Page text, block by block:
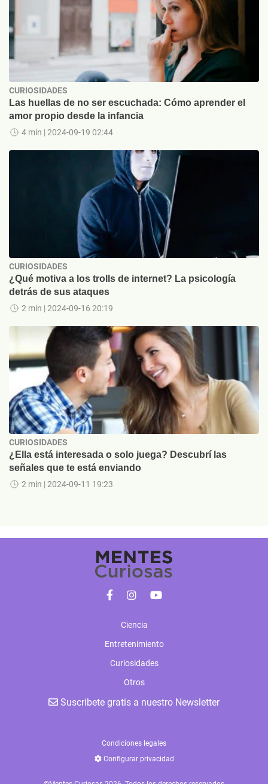
CURIOSIDADES
Las huellas de no ser escuchada: Cómo aprender el
amor propio desde la infancia
4 min | 2024-09-19 02:44
CURIOSIDADES
¿Qué motiva a los trolls de internet? La psicología
detrás de sus ataques
2 min | 2024-09-16 20:19
CURIOSIDADES
¿Ella está interesada o solo juega? Descubrí las
señales que te está enviando
2 min | 2024-09-11 19:23
Ciencia
Entretenimiento
Curiosidades
Otros
Suscribete gratis a nuestro Newsletter
Condiciones legales
Configurar privacidad